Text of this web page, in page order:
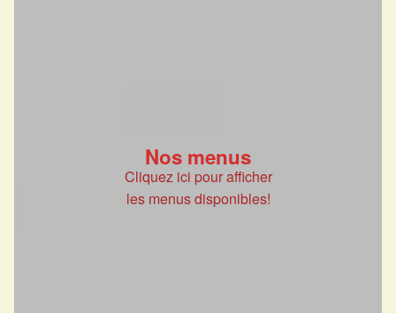
Nos menus
Cliquez ici pour afficher
les menus disponibles!